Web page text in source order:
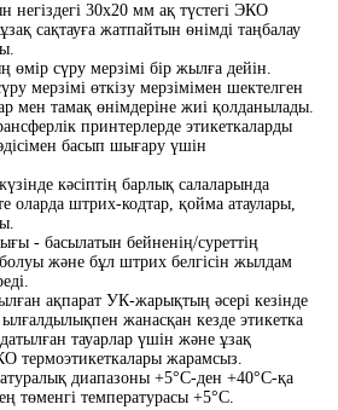
негіздегі 30x20 мм ақ түстегі ЭКО
сақтауға жатпайтын өнімді таңбалау
өмір сүру мерзімі бір жылға дейін.
мерзімі өткізу мерзімімен шектелген
мен тамақ өнімдеріне жиі қолданылады.
принтерлерде этикеткаларды
басып шығару үшін
кәсіптің барлық салаларында
оларда штрих-кодтар, қойма атаулары,
- басылатын бейненің/суреттің
және бұл штрих белгісін жылдам
ақпарат УК-жарықтың әсерi кезiнде
жанасқан кезде этикетка
тауарлар үшін және ұзақ
термоэтикеткалары жарамсыз.
диапазоны +5°С-ден +40°С-қа
төменгі температурасы +5°С.